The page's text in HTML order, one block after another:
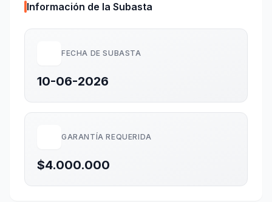
Información de la Subasta
FECHA DE SUBASTA
10-06-2026
GARANTÍA REQUERIDA
$4.000.000